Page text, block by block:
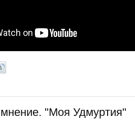
"Моя Удмуртия"